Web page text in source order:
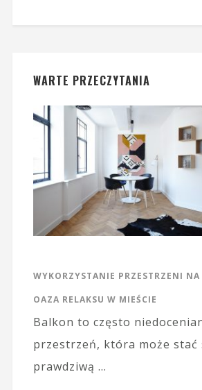
WARTE PRZECZYTANIA
WYKORZYSTANIE PRZESTRZENI
OAZA RELAKSU W MIEŚCIE
Balkon to często
przestrzeń, która może stać
prawdziwą …